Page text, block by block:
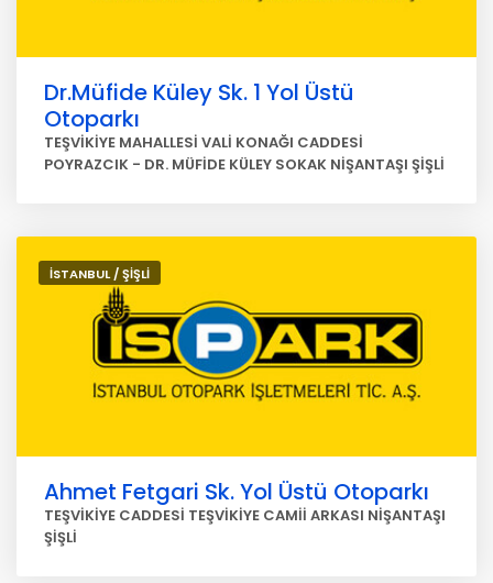
Dr.Müfide Küley Sk. 1 Yol Üstü
Otoparkı
TEŞVİKİYE MAHALLESİ VALİ KONAĞI CADDESİ
POYRAZCIK - DR. MÜFİDE KÜLEY SOKAK NİŞANTAŞI ŞİŞLİ
İSTANBUL / ŞİŞLİ
Ahmet Fetgari Sk. Yol Üstü Otoparkı
TEŞVİKİYE CADDESİ TEŞVİKİYE CAMİİ ARKASI NİŞANTAŞI
ŞİŞLİ